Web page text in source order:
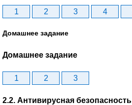
1 2 3 4
Домашнее задание
Домашнее задание
1 2 3
2.2. Антивирусная безопасность